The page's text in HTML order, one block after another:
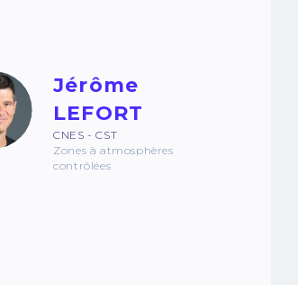
Jérôme
LEFORT
CNES - CST
Zones à atmosphères
contrôlées